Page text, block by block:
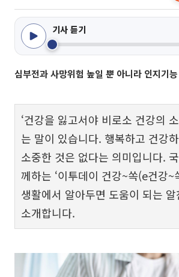
기사 듣기
심부전과 사망위험 높일 뿐 아니라 인지기
‘건강을 잃고서야 비로소 건강의
는 말이 있습니다. 행복하고 건강
소중한 것은 없다는 의미입니다.
께하는 ‘이투데이 건강~쏙(e건강~
생활에서 알아두면 도움이 되는
소개합니다.